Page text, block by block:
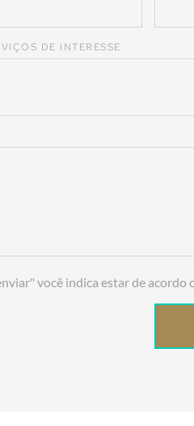
DE INTERESSE
você indica estar de acordo